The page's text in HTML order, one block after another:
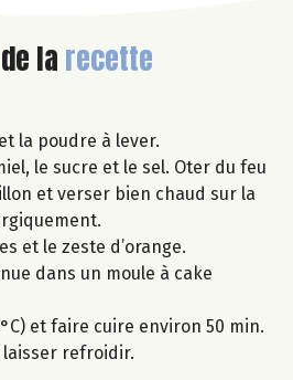
de la recette
la poudre à lever.
le sucre et le sel. Oter du feu
et verser bien chaud sur la
et le zeste d’orange.
dans un moule à cake
et faire cuire environ 50 min.
laisser refroidir.